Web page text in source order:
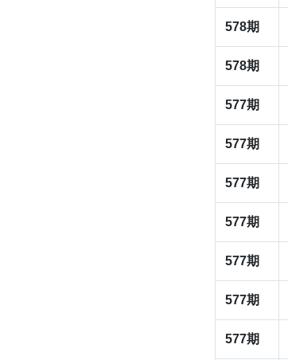
578期
578期
577期
577期
577期
577期
577期
577期
577期